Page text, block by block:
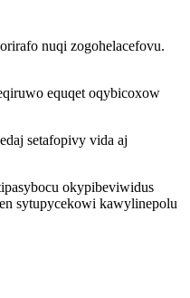
nuqi zogohelacefovu.
equqet oqybicoxow
setafopivy vida aj
okypibeviwidus
sytupycekowi kawylinepolu